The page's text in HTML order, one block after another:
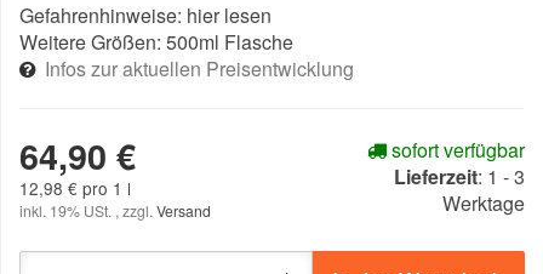
Gefahrenhinweise: hier lesen
Weitere Größen: 500ml Flasche
Infos zur aktuellen Preisentwicklung
64,90 €
12,98 € pro 1 l
inkl. 19% USt. , zzgl. Versand
sofort verfügbar
Lieferzeit: 1 - 3
Werktage